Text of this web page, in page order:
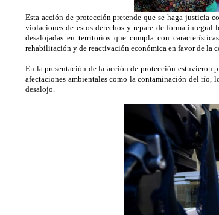
Esta acción de protección pretende que se haga justicia
violaciones de estos derechos y repare de forma
desalojadas en territorios que cumpla con
rehabilitación y de reactivación económica en favor de la
En la presentación de la acción de protección estuvieron
afectaciones ambientales como la contaminación del río,
desalojo.